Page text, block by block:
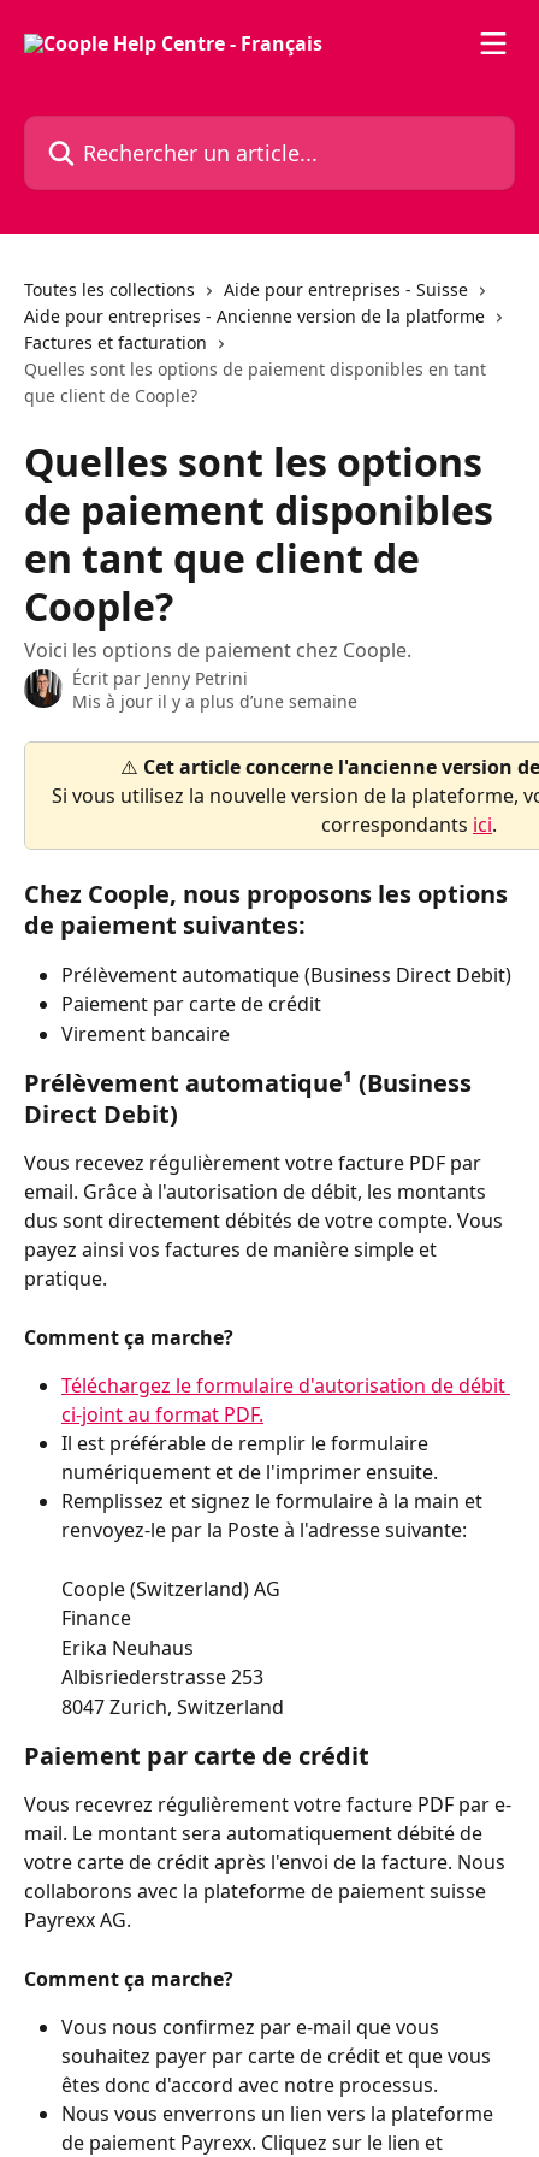
Rechercher un article...
Toutes les collections
Aide pour entreprises - Suisse
Aide pour entreprises - Ancienne version de la platforme
Factures et facturation
Quelles sont les options de paiement disponibles en tant
que client de Coople?
Quelles sont les options
de paiement disponibles
en tant que client de
Coople?
Voici les options de paiement chez Coople.
Écrit par Jenny Petrini
Mis à jour il y a plus d’une semaine
⚠️ Cet article concerne l'ancienne version
Si vous utilisez la nouvelle version de la plateforme,
correspondants ici.
Chez Coople, nous proposons les options
de paiement suivantes:
Prélèvement automatique (Business Direct Debit)
Paiement par carte de crédit
Virement bancaire
Prélèvement automatique¹ (Business
Direct Debit)
Vous recevez régulièrement votre facture PDF par
email. Grâce à l'autorisation de débit, les montants
dus sont directement débités de votre compte. Vous
payez ainsi vos factures de manière simple et
pratique.
Comment ça marche?
Téléchargez le formulaire d'autorisation de débit
ci-joint au format PDF.
Il est préférable de remplir le formulaire
numériquement et de l'imprimer ensuite.
Remplissez et signez le formulaire à la main et
renvoyez-le par la Poste à l'adresse suivante:
Coople (Switzerland) AG
Finance
Erika Neuhaus
Albisriederstrasse 253
8047 Zurich, Switzerland
Paiement par carte de crédit
Vous recevrez régulièrement votre facture PDF par e-
mail. Le montant sera automatiquement débité de
votre carte de crédit après l'envoi de la facture. Nous
collaborons avec la plateforme de paiement suisse
Payrexx AG.
Comment ça marche?
Vous nous confirmez par e-mail que vous
souhaitez payer par carte de crédit et que vous
êtes donc d'accord avec notre processus.
Nous vous enverrons un lien vers la plateforme
de paiement Payrexx. Cliquez sur le lien et